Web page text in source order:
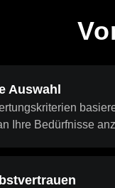
Auswahl
Ihre Bedürfnisse